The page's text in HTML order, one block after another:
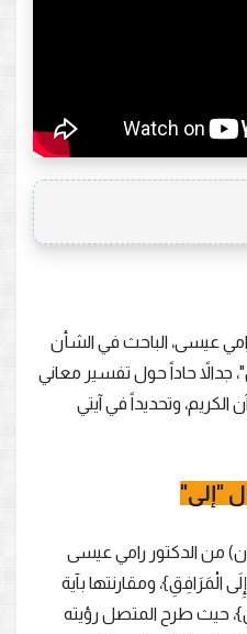
عيسى، الباحث في الشأن
جدالاً حاداً حول تفسير معاني
الكريم، وتحديداً في آيتي
"إلى"
من الدكتور رامي عيسى
الْمَرَافِقِ}، ومقارنتها بآية
حيث طرح المتصل رؤيته